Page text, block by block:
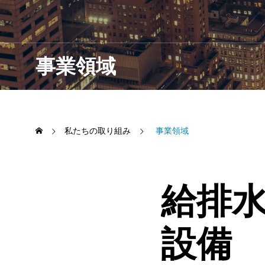
事業領域
私たちの取り組み 事業領域
給排
設備